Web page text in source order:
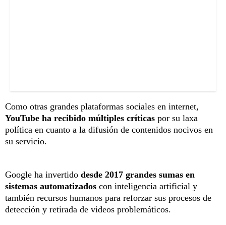
Como otras grandes plataformas sociales en internet,
YouTube ha recibido múltiples críticas por su laxa
política en cuanto a la difusión de contenidos nocivos en
su servicio.
Google ha invertido desde 2017 grandes sumas en
sistemas automatizados con inteligencia artificial y
también recursos humanos para reforzar sus procesos de
detección y retirada de videos problemáticos.